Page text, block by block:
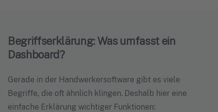
Begriffserklärung: Was umfasst ein
Dashboard?
Gerade in der Handwerkersoftware gibt es viele
Begriffe, die oft ähnlich klingen. Deshalb hier eine
einfache Erklärung wichtiger Funktionen: